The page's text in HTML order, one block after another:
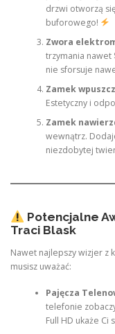
drzwi otworzą
buforowego!
Zwora
trzymania nawet
nie sforsuje
Zamek
Estetyczny i
Zamek
wewnątrz.
niezdobytej
Potencjalne
Traci Blask
Nawet najlepszy wizjer z
musisz uważać:
Pajęcza
telefonie
Full HD ukaże Ci